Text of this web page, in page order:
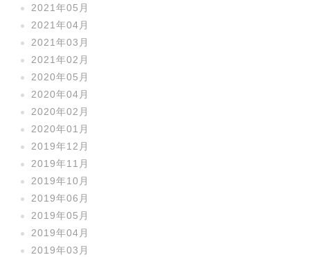
2021年05月
2021年04月
2021年03月
2021年02月
2020年05月
2020年04月
2020年02月
2020年01月
2019年12月
2019年11月
2019年10月
2019年06月
2019年05月
2019年04月
2019年03月